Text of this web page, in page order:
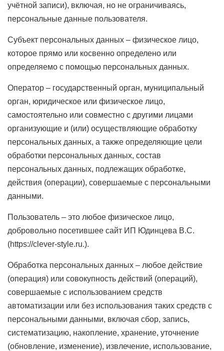
учётной записи), включая, но не ограничиваясь,
персональные данные пользователя.
Субъект персональных данных – физическое лицо,
которое прямо или косвенно определено или
определяемо с помощью персональных данных.
Оператор – государственный орган, муниципальный
орган, юридическое или физическое лицо,
самостоятельно или совместно с другими лицами
организующие и (или) осуществляющие обработку
персональных данных, а также определяющие цели
обработки персональных данных, состав
персональных данных, подлежащих обработке,
действия (операции), совершаемые с персональными
данными.
Пользователь – это любое физическое лицо,
добровольно посетившее сайт ИП Юдинцева В.С.
(https://clever-style.ru.).
Обработка персональных данных – любое действие
(операция) или совокупность действий (операций),
совершаемые с использованием средств
автоматизации или без использования таких средств с
персональными данными, включая сбор, запись,
систематизацию, накопление, хранение, уточнение
(обновление, изменение), извлечение, использование,